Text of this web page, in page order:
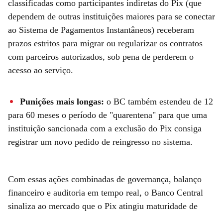
classificadas como participantes indiretas do Pix (que
dependem de outras instituições maiores para se conectar
ao Sistema de Pagamentos Instantâneos) receberam
prazos estritos para migrar ou regularizar os contratos
com parceiros autorizados, sob pena de perderem o
acesso ao serviço.
Punições mais longas: o BC também estendeu de 12
para 60 meses o período de "quarentena" para que uma
instituição sancionada com a exclusão do Pix consiga
registrar um novo pedido de reingresso no sistema.
Com essas ações combinadas de governança, balanço
financeiro e auditoria em tempo real, o Banco Central
sinaliza ao mercado que o Pix atingiu maturidade de